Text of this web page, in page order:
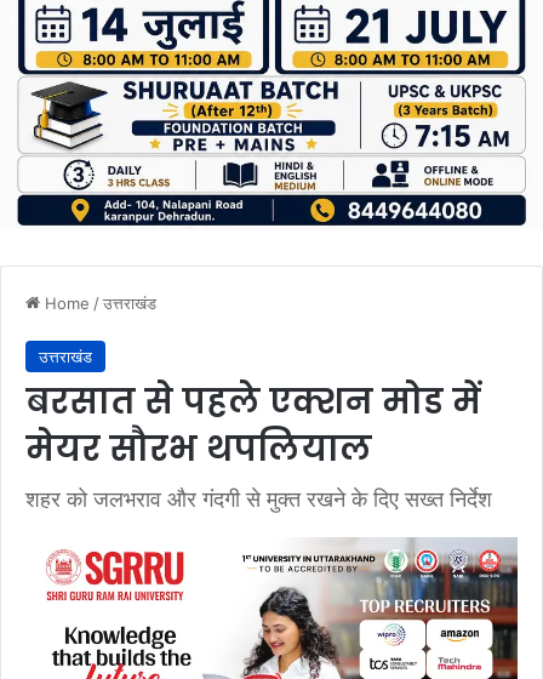
Home /उत्तराखंड
उत्तराखंड
बरसात से पहले एक्शन मोड में
मेयर सौरभ थपलियाल
शहर को जलभराव और गंदगी से मुक्त रखने के दिए सख्त निर्देश